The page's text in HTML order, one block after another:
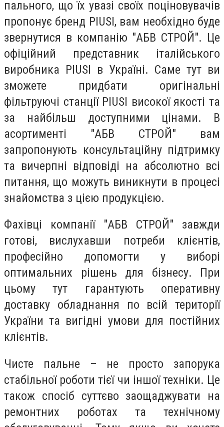
пального, що їх увазі своїх поціновувачів
пропонує бренд PIUSI, вам необхідно буде
звернутися в компанію "АБВ СТРОЙ". Це
офіційний представник італійського
виробника PIUSI в Україні. Саме тут ви
зможете придбати оригінальні
фільтруючі станції PIUSI високої якості та
за найбільш доступними цінами. В
асортименті "АБВ СТРОЙ" вам
запропонують консультаційну підтримку
та вичерпні відповіді на абсолютно всі
питання, що можуть виникнути в процесі
знайомства з цією продукцією.
Фахівці компанії "АБВ СТРОЙ" завжди
готові, вислухавши потреби клієнтів,
професійно допомогти у виборі
оптимальних рішень для бізнесу. При
цьому тут гарантують оперативну
доставку обладнання по всій території
України та вигідні умови для постійних
клієнтів.
Чисте пальне – не просто запорука
стабільної роботи тієї чи іншої техніки. Це
також спосіб суттєво заощаджувати на
ремонтних роботах та технічному